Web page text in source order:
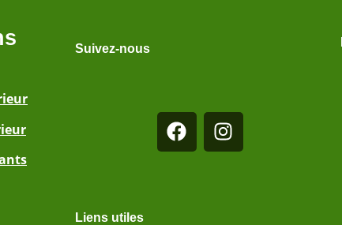
Suivez-nous
Liens utiles